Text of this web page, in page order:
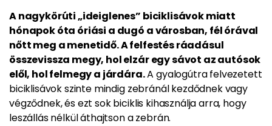
A nagykörúti „ideiglenes” biciklisávok miatt
hónapok óta óriási a dugó a városban, fél órával
nőtt meg a menetidő. A felfestés ráadásul
összevissza megy, hol elzár egy sávot az autósok
elől, hol felmegy a járdára.A gyalogútra felvezetett
biciklisávok szinte mindig zebránál kezdődnek vagy
végződnek, és ezt sok biciklis kihasználja arra, hogy
leszállás nélkül áthajtson a zebrán.